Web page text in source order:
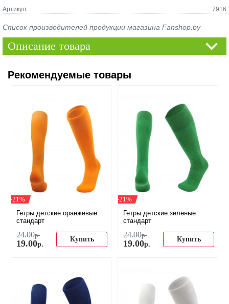
Артикул 7916
Список производителей продукции магазина Fanshop.by
Описание товара
Рекомендуемые товары
-21%
Гетры детские оранжевые
стандарт
24.00р.
19.00р.
Купить
-21%
Гетры детские зеленые
стандарт
24.00р.
19.00р.
Купить